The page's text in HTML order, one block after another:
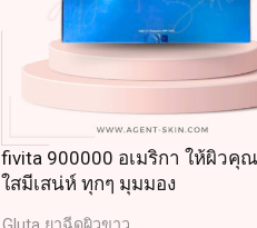
fivita 900000 อเมริกา ให้ผิวคุ
ใสมีเสน่ห์ ทุกๆ มุมมอง